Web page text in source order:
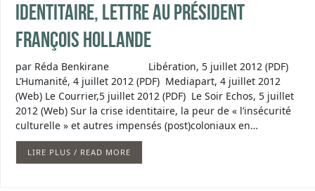
identitaire, lettre au président
François Hollande
par Réda Benkirane Libération, 5 juillet 2012 (PDF)
L’Humanité, 4 juillet 2012 (PDF) Mediapart, 4 juillet 2012
(Web) Le Courrier,5 juillet 2012 (PDF) Le Soir Echos, 5 juillet
2012 (Web) Sur la crise identitaire, la peur de « l’insécurité
culturelle » et autres impensés (post)coloniaux en…
LIRE PLUS / READ MORE